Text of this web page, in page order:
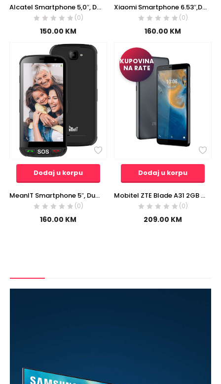
Alcatel Smartphone 5,0″, Dual SIM, Quad Core, 1.28 GHz, RAM 1GB, 5MP – ALCATEL 1 2021 1GB/16GB Black EU
(0)
150.00 KM
Xiaomi Smartphone 6.53″,Dual SIM,Octa Core 2.0GHz,RAM 2GB,13Mpx – Redmi 9A 2GB/32GB Glacial Blue
(0)
160.00 KM
Dodaj u korpu
MeanIT Smartphone 5″, Dual SIM, Quad Core, RAM 2GB, 2 Mpixel – Start S5
(0)
160.00 KM
KUPOVINA
NA RATE
Dodaj u korpu
Mobitel ZTE Blade A31 2GB 32GB Gray
(0)
209.00 KM